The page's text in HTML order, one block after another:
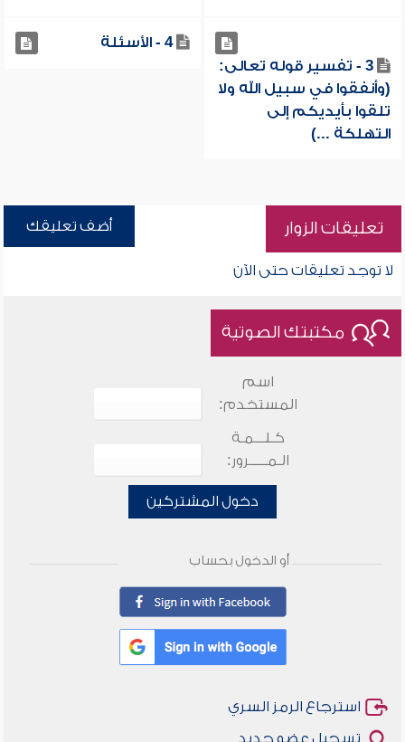
3 - تفسير قوله تعالى:
(وأنفقوا في سبيل الله ولا
تلقوا بأيديكم إلى
التهلكة ...)
4 - الأسئلة
تعليقات الزوار أضف تعليقك
لا توجد تعليقات حتى الآن
مكتبتك الصوتية
اسم
المستخدم:
كـلـــمـة
الـمـــــرور:
دخول المشتركين
أو الدخول بحساب
استرجاع الرمز السري
تسجيل عضو جديد